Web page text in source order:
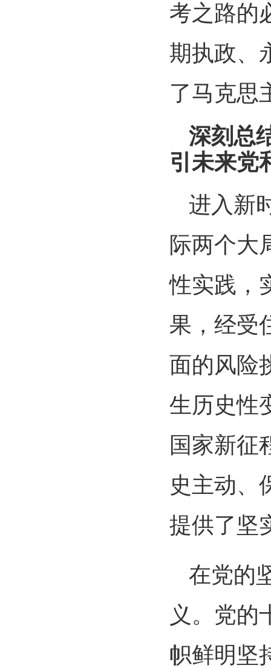
考之路的
期执政、
了马克思
深刻总
引未来党
进入新
际两个大
性实践，
果，经受
面的风险
生历史性
国家新征
史主动、
提供了坚
在党的
义。党的
帜鲜明坚